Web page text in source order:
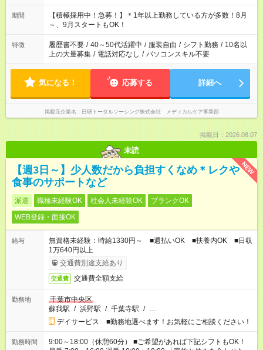
「余裕を持って夕飯の準備がしたい」 「午前中は働いて、午後
はプライベートの時間にしたい」 など、ご希望を教えてくださ
いね。 ※Wワーク希望の方へ 今ご覧のお仕事で希望する勤務時
間と、もう1つのお仕事の勤務時間。 合計で週40時間を超える
場合は応募できません。
期間
【積極採用中！急募！】＊1年以上勤務している方が多数！8月
～、9月スタートもOK！
特徴 履歴書不要 / 40～50代活躍中 / 服装自由 / シフト勤務 / 10名以
上の大量募集 / 電話対応なし / パソコンスキル不要
気になる！ 応募する 詳細へ
掲載元企業名 日研トータルソーシング株式会社 メディカルケア事業部
掲載日：2026.08.07
未読
NEW
【週3日～】少人数だから負担すくなめ＊レクや
食事のサポートなど
派遣 職種未経験OK 社会人未経験OK
ブランクOK
WEB登録・面接OK
給与
無資格未経験：時給1330円～ ■週払いOK ■扶養内OK ■日収
1万640円以上
交通費別途支給あり
交通費 交通費全額支給
勤務地
千葉市中央区
蘇我駅 / 浜野駅 / 千葉寺駅 / …
デイサービス ■勤務地選べます！お気軽にご相談ください！
勤務時間
9:00～18:00（休憩60分） ■ご希望があれば下記シフトもOK！